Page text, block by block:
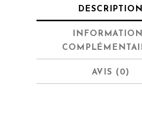
DESCRIPTION
AVIS (0)